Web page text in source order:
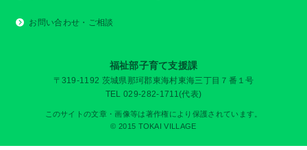
お問い合わせ・ご相談
福祉部子育て支援課
〒319-1192 茨城県那珂郡東海村東海三丁目７番１号
TEL 029-282-1711(代表)
このサイトの文章・画像等は著作権により保護されています。
© 2015 TOKAI VILLAGE